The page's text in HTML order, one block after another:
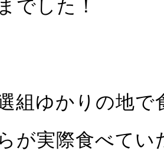
組ゆかりの地
が実際食べて